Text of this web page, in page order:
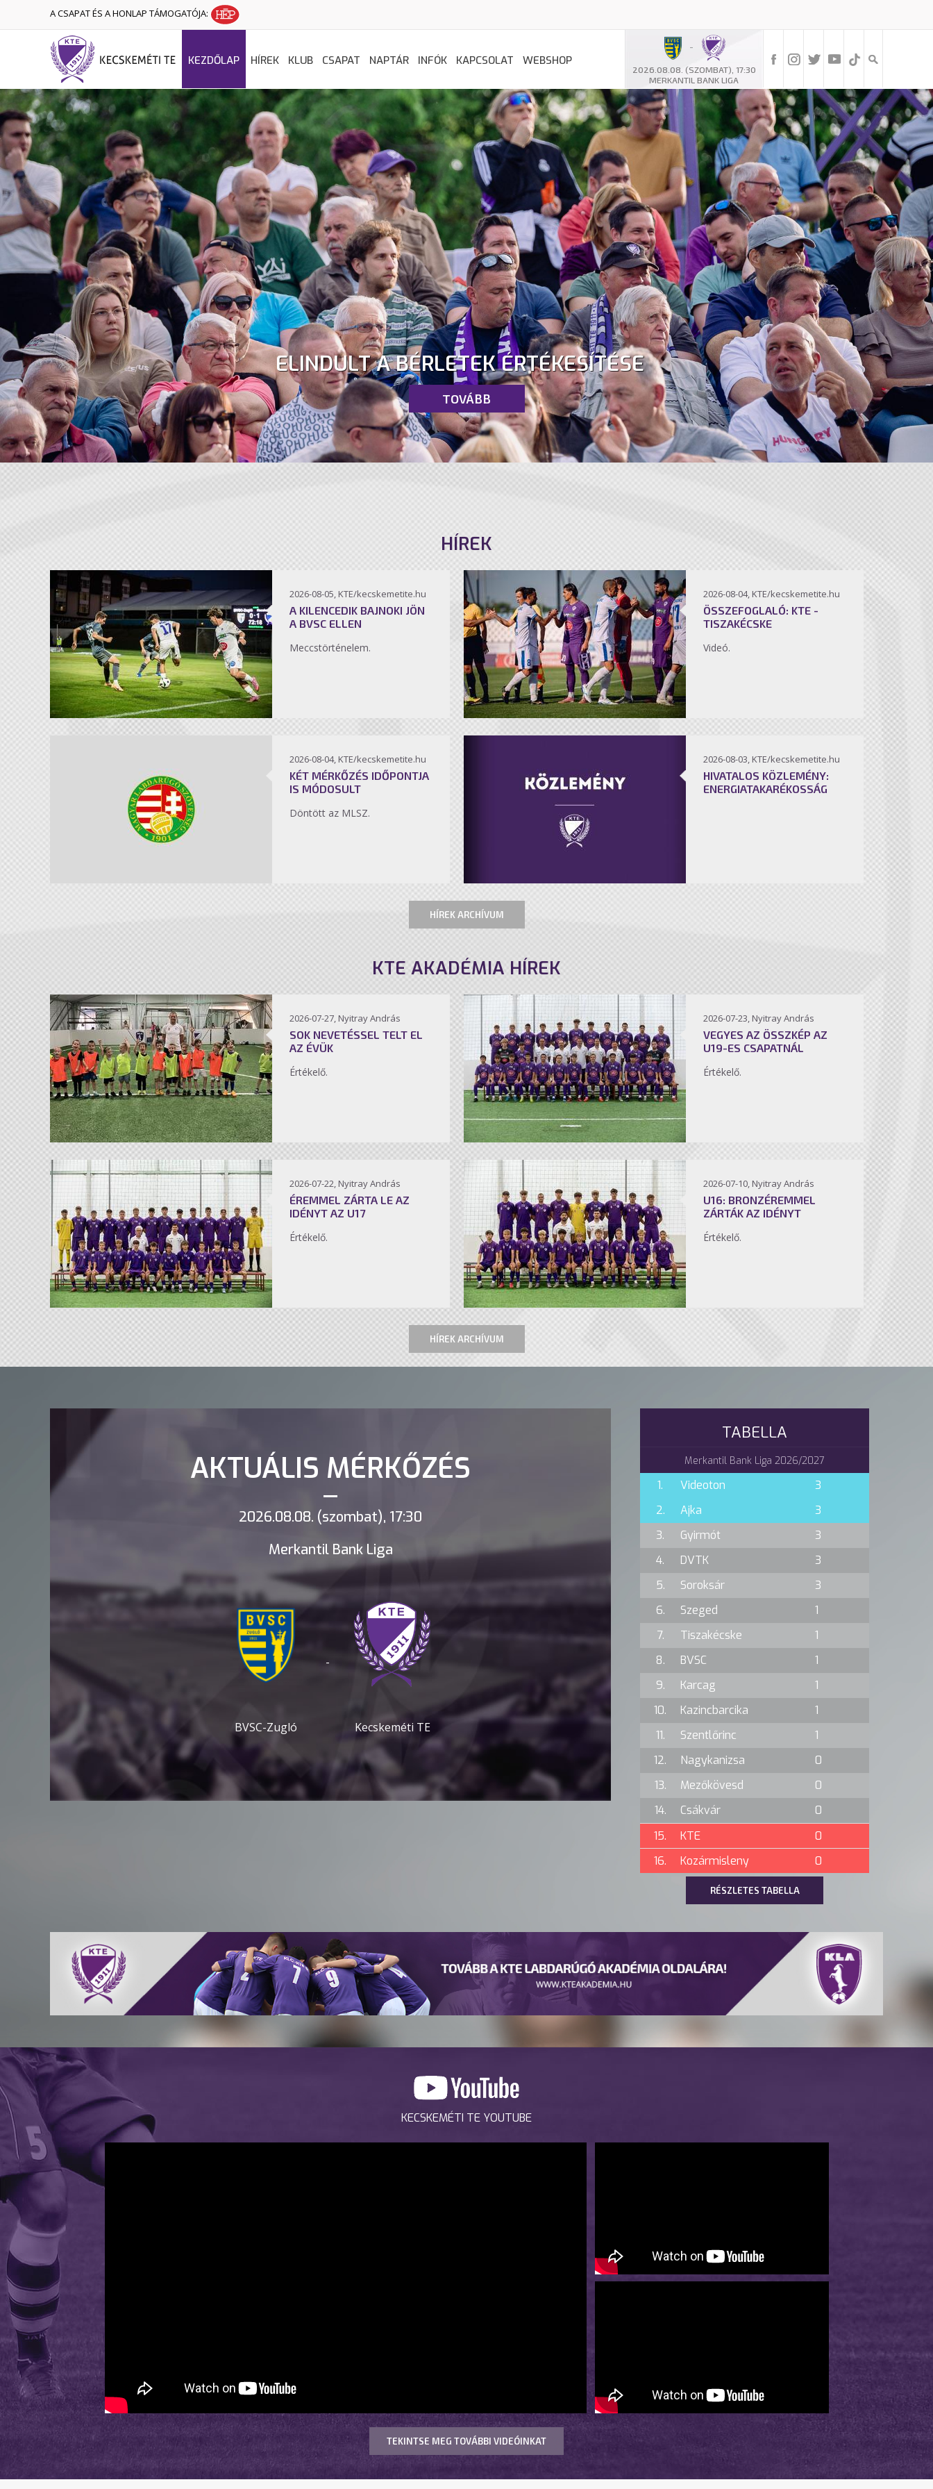
A CSAPAT ÉS A HONLAP TÁMOGATÓJA:
-
2026.08.08. (SZOMBAT), 17:30
MERKANTIL BANK LIGA
KEZDŐLAP HÍREK KLUB CSAPAT NAPTÁR INFÓK KAPCSOLAT WEBSHOP
ELINDULT A BÉRLETEK ÉRTÉKESÍTÉSE
TOVÁBB
HÍREK
2026-08-05, KTE/kecskemetite.hu
A KILENCEDIK BAJNOKI JÖN
A BVSC ELLEN
Meccstörténelem.
2026-08-04, KTE/kecskemetite.hu
ÖSSZEFOGLALÓ: KTE -
TISZAKÉCSKE
Videó.
2026-08-04, KTE/kecskemetite.hu
KÉT MÉRKŐZÉS IDŐPONTJA
IS MÓDOSULT
Döntött az MLSZ.
2026-08-03, KTE/kecskemetite.hu
HIVATALOS KÖZLEMÉNY:
ENERGIATAKARÉKOSSÁG
HÍREK ARCHÍVUM
KTE AKADÉMIA HÍREK
2026-07-27, Nyitray András
SOK NEVETÉSSEL TELT EL
AZ ÉVÜK
Értékelő.
2026-07-23, Nyitray András
VEGYES AZ ÖSSZKÉP AZ
U19-ES CSAPATNÁL
Értékelő.
2026-07-22, Nyitray András
ÉREMMEL ZÁRTA LE AZ
IDÉNYT AZ U17
Értékelő.
2026-07-10, Nyitray András
U16: BRONZÉREMMEL
ZÁRTÁK AZ IDÉNYT
Értékelő.
HÍREK ARCHÍVUM
AKTUÁLIS MÉRKŐZÉS
2026.08.08. (szombat), 17:30
Merkantil Bank Liga
BVSC-Zugló
-
Kecskeméti TE
TABELLA
Merkantil Bank Liga 2026/2027
1. Videoton
3
2.
Ajka
3
3.
Gyirmót
3
4.
DVTK
3
5.
Soroksár
3
6.
Szeged
1
7.
Tiszakécske
1
8.
BVSC
1
9.
Karcag
1
10.
Kazincbarcika
1
11.
Szentlőrinc
1
12.
Nagykanizsa
0
13.
Mezőkövesd
0
14.
Csákvár
0
15.
KTE
0
16.
Kozármisleny 0
RÉSZLETES TABELLA
KECSKEMÉTI TE YOUTUBE
TEKINTSE MEG TOVÁBBI VIDEÓINKAT